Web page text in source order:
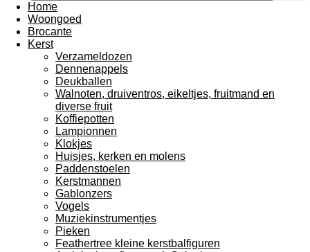
Home
Woongoed
Brocante
Kerst
Verzameldozen
Dennenappels
Deukballen
Walnoten, druiventros, eikeltjes, fruitmand en
diverse fruit
Koffiepotten
Lampionnen
Klokjes
Huisjes, kerken en molens
Paddenstoelen
Kerstmannen
Gablonzers
Vogels
Muziekinstrumentjes
Pieken
Feathertree kleine kerstbalfiguren